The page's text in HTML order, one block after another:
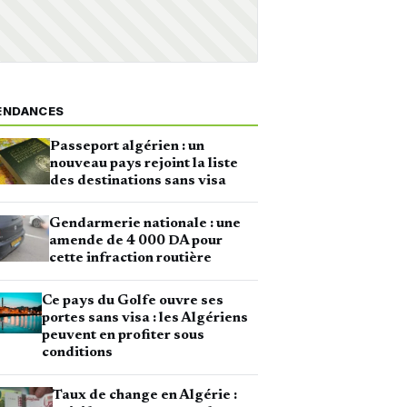
Passeport algérien : un
nouveau pays rejoint la liste
des destinations sans visa
Gendarmerie nationale : une
amende de 4 000 DA pour
cette infraction routière
Ce pays du Golfe ouvre ses
portes sans visa : les Algériens
peuvent en profiter sous
conditions
Taux de change en Algérie :